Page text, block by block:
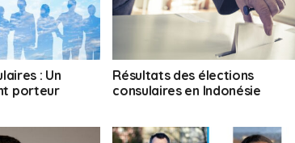
: Un
porteur
Résultats des élections
consulaires en Indonésie